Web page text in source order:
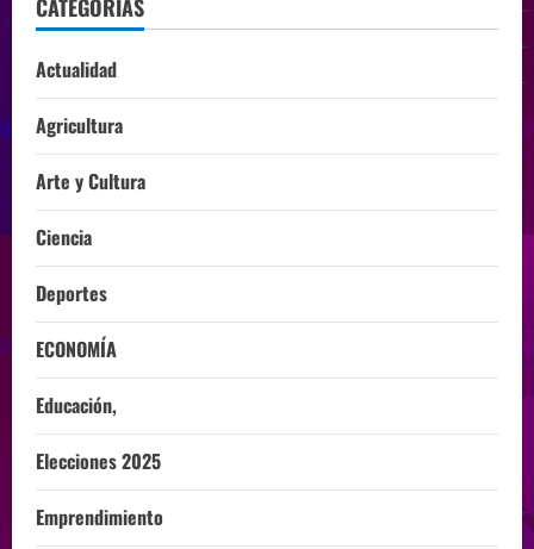
CATEGORÍAS
Actualidad
Agricultura
Arte y Cultura
Ciencia
Deportes
ECONOMÍA
Educación,
Elecciones 2025
Emprendimiento